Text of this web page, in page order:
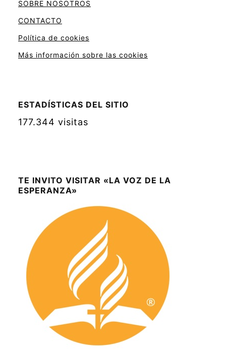
SOBRE NOSOTROS
CONTACTO
Política de cookies
Más información sobre las cookies
ESTADÍSTICAS DEL SITIO
177.344 visitas
TE INVITO VISITAR «LA VOZ DE LA
ESPERANZA»